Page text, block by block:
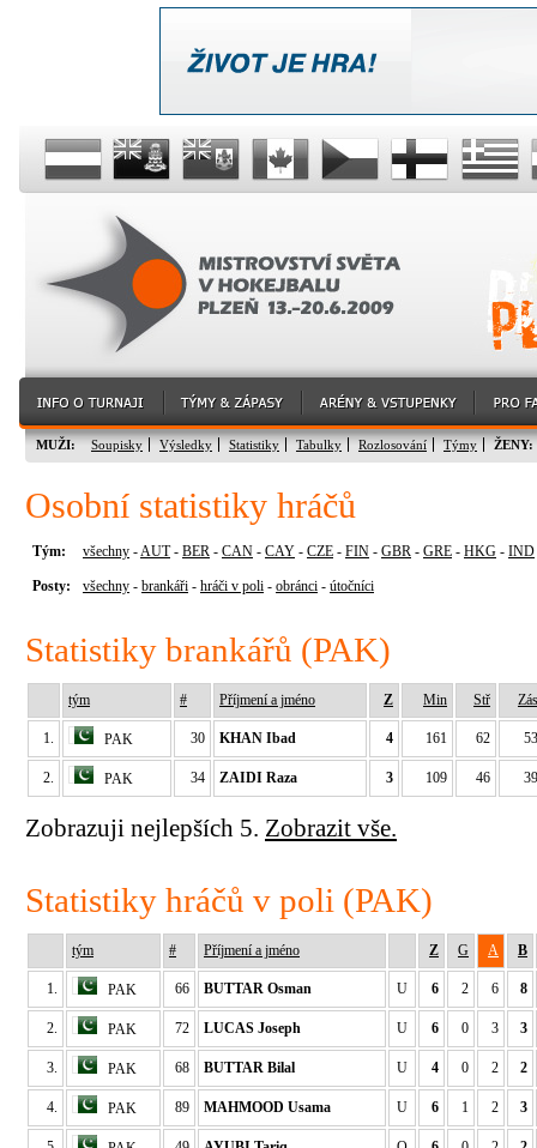
MUŽI: Soupisky Výsledky Statistiky Tabulky Rozlosování Týmy ŽENY:
Osobní statistiky hráčů
Tým: všechny -AUT- BER - CAN - CAY - CZE - FIN - GBR - GRE - HKG - IND
Posty: všechny - brankáři - hráči v poli - obránci - útočníci
Statistiky brankářů (PAK)
tým # Příjmení a jméno Z Min Stř Zás
1. PAK 30 KHAN Ibad 4 161 62 53
2. PAK 34 ZAIDI Raza 3 109 46 39
Zobrazuji nejlepších 5. Zobrazit vše.
Statistiky hráčů v poli (PAK)
tým # Příjmení a jméno Z G A B
1. PAK 66 BUTTAR Osman U 6 2 6 8
2. PAK 72 LUCAS Joseph U 6 0 3 3
3. PAK 68 BUTTAR Bilal U 4 0 2 2
4. PAK 89 MAHMOOD Usama U 6 1 2 3